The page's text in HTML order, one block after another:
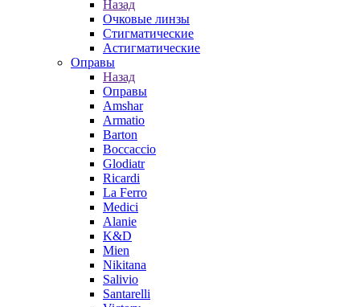
Назад
Очковые линзы
Стигматические
Астигматические
Оправы
Назад
Оправы
Amshar
Armatio
Barton
Boccaccio
Glodiatr
Ricardi
La Ferro
Medici
Alanie
K&D
Mien
Nikitana
Salivio
Santarelli